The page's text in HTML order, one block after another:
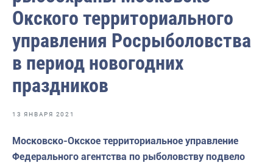
Волго-Каспийское
Восточно-Сибирское
Енисейское
Западно-Балтийское
Охотское
Окского территориального
управления Росрыболовства
в период новогодних
праздников
13 ЯНВАРЯ 2021
Московско-Окское территориальное управление
Федерального агентства по рыболовству подвело